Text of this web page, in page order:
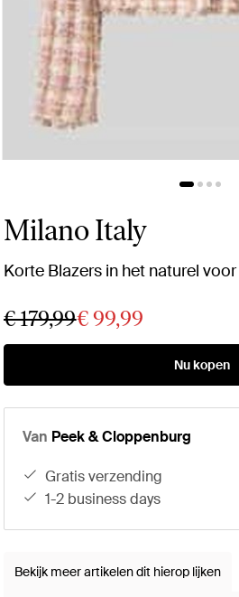
Milano Italy
Korte Blazers in het naturel
€ 179,99€ 99,99
Nu kopen
Van Peek & Cloppenburg
gratis verzending
1-2 business days
Bekijk meer artikelen dit hierop lijken